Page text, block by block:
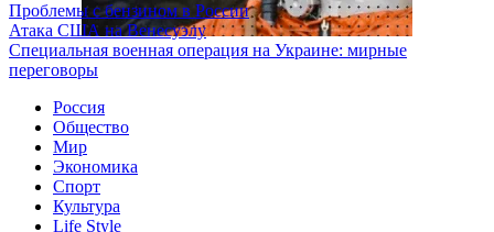
Проблемы с бензином в России
Атака США на Венесуэлу
Специальная военная операция на Украине: мирные
переговоры
Россия
Общество
Мир
Экономика
Спорт
Культура
Life Style